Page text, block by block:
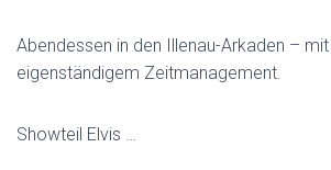
Abendessen in den Illenau-Arkaden –
eigenständigem Zeitmanagement.
Showteil Elvis …